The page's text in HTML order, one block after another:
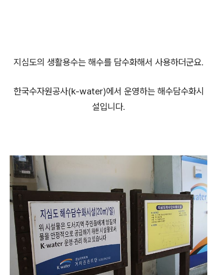
지심도의 생활용수는 해수를 담수화해서 사용하더군요.
한국수자원공사(k-water)에서 운영하는 해수담수화시
설입니다.